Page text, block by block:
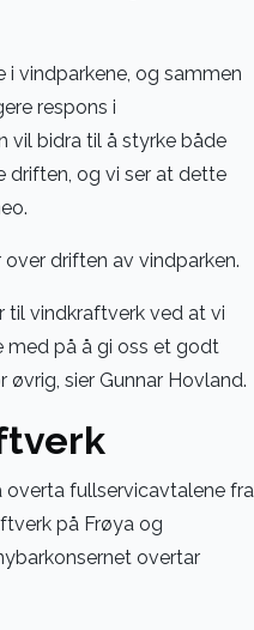
vindparkene, og sammen
respons i
vil bidra til å styrke både
driften, og vi ser at dette
driften av vindparken.
til vindkraftverk ved at vi
på å gi oss et godt
sier Gunnar Hovland.
fullservicavtalene fra
på Frøya og
overtar